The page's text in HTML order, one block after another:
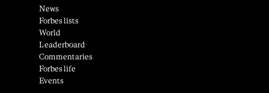
News
Forbes lists
World
Leaderboard
Commentaries
Forbes life
Events